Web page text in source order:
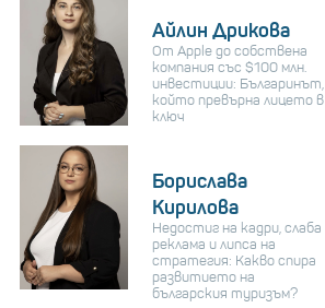
Айлин Дрикова
От Apple до собствена
компания със $100 млн.
инвестиции: Българинът,
който превърна лицето в
ключ
Борислава
Кирилова
Недостиг на кадри, слаба
реклама и липса на
стратегия: Какво спира
развитието на
българския туризъм?